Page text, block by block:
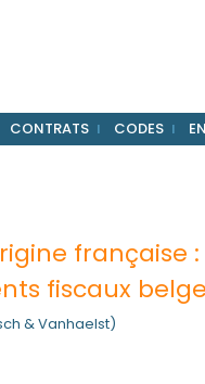
CONTRATS CODES
française
fiscaux
& Vanhaelst)